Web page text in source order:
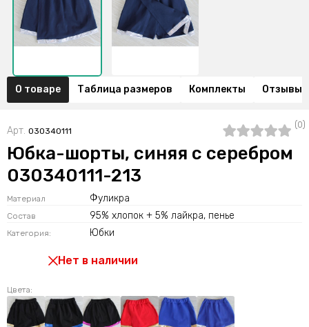
О товаре Таблица размеров Комплекты Отзывы
Арт. 030340111
(0)
Юбка-шорты, синяя с серебром
030340111-213
Материал Фуликра
Состав 95% хлопок + 5% лайкра, пенье
Категория: Юбки
Нет в наличии
Цвета: